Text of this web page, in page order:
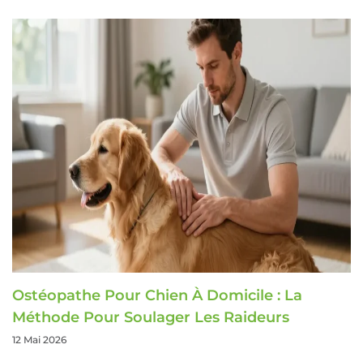
Ostéopathe Pour Chien À Domicile : La
Méthode Pour Soulager Les Raideurs
12 Mai 2026